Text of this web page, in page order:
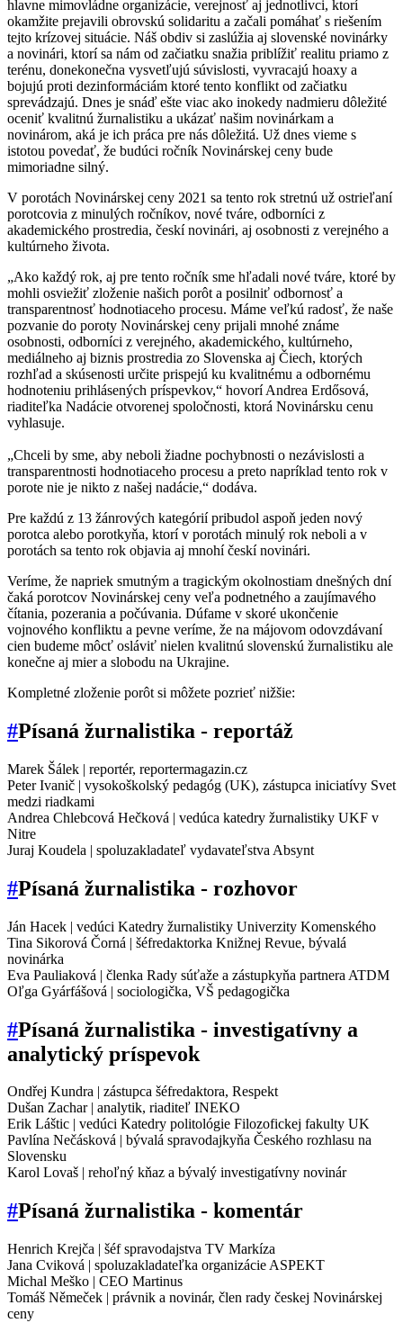
hlavne mimovládne organizácie, verejnosť aj jednotlivci, ktorí
okamžite prejavili obrovskú solidaritu a začali pomáhať s riešením
tejto krízovej situácie. Náš obdiv si zaslúžia aj slovenské novinárky
a novinári, ktorí sa nám od začiatku snažia priblížiť realitu priamo z
terénu, donekonečna vysvetľujú súvislosti, vyvracajú hoaxy a
bojujú proti dezinformáciám ktoré tento konflikt od začiatku
sprevádzajú. Dnes je snáď ešte viac ako inokedy nadmieru dôležité
oceniť kvalitnú žurnalistiku a ukázať našim novinárkam a
novinárom, aká je ich práca pre nás dôležitá. Už dnes vieme s
istotou povedať, že budúci ročník Novinárskej ceny bude
mimoriadne silný.
V porotách Novinárskej ceny 2021 sa tento rok stretnú už ostrieľaní
porotcovia z minulých ročníkov, nové tváre, odborníci z
akademického prostredia, českí novinári, aj osobnosti z verejného a
kultúrneho života.
„Ako každý rok, aj pre tento ročník sme hľadali nové tváre, ktoré by
mohli osviežiť zloženie našich porôt a posilniť odbornosť a
transparentnosť hodnotiaceho procesu. Máme veľkú radosť, že naše
pozvanie do poroty Novinárskej ceny prijali mnohé známe
osobnosti, odborníci z verejného, akademického, kultúrneho,
mediálneho aj biznis prostredia zo Slovenska aj Čiech, ktorých
rozhľad a skúsenosti určite prispejú ku kvalitnému a odbornému
hodnoteniu prihlásených príspevkov,“ hovorí Andrea Erdősová,
riaditeľka Nadácie otvorenej spoločnosti, ktorá Novinársku cenu
vyhlasuje.
„Chceli by sme, aby neboli žiadne pochybnosti o nezávislosti a
transparentnosti hodnotiaceho procesu a preto napríklad tento rok v
porote nie je nikto z našej nadácie,“ dodáva.
Pre každú z 13 žánrových kategórií pribudol aspoň jeden nový
porotca alebo porotkyňa, ktorí v porotách minulý rok neboli a v
porotách sa tento rok objavia aj mnohí českí novinári.
Veríme, že napriek smutným a tragickým okolnostiam dnešných dní
čaká porotcov Novinárskej ceny veľa podnetného a zaujímavého
čítania, pozerania a počúvania. Dúfame v skoré ukončenie
vojnového konfliktu a pevne veríme, že na májovom odovzdávaní
cien budeme môcť osláviť nielen kvalitnú slovenskú žurnalistiku ale
konečne aj mier a slobodu na Ukrajine.
Kompletné zloženie porôt si môžete pozrieť nižšie:
#Písaná žurnalistika - reportáž
Marek Šálek | reportér, reportermagazin.cz
Peter Ivanič | vysokoškolský pedagóg (UK), zástupca iniciatívy Svet
medzi riadkami
Andrea Chlebcová Hečková | vedúca katedry žurnalistiky UKF v
Nitre
Juraj Koudela | spoluzakladateľ vydavateľstva Absynt
#Písaná žurnalistika - rozhovor
Ján Hacek | vedúci Katedry žurnalistiky Univerzity Komenského
Tina Sikorová Čorná | šéfredaktorka Knižnej Revue, bývalá
novinárka
Eva Pauliaková | členka Rady súťaže a zástupkyňa partnera ATDM
Oľga Gyárfášová | sociologička, VŠ pedagogička
#Písaná žurnalistika - investigatívny a
analytický príspevok
Ondřej Kundra | zástupca šéfredaktora, Respekt
Dušan Zachar | analytik, riaditeľ INEKO
Erik Láštic | vedúci Katedry politológie Filozofickej fakulty UK
Pavlína Nečásková | bývalá spravodajkyňa Českého rozhlasu na
Slovensku
Karol Lovaš | rehoľný kňaz a bývalý investigatívny novinár
#Písaná žurnalistika - komentár
Henrich Krejča | šéf spravodajstva TV Markíza
Jana Cviková | spoluzakladateľka organizácie ASPEKT
Michal Meško | CEO Martinus
Tomáš Němeček | právnik a novinár, člen rady českej Novinárskej
ceny